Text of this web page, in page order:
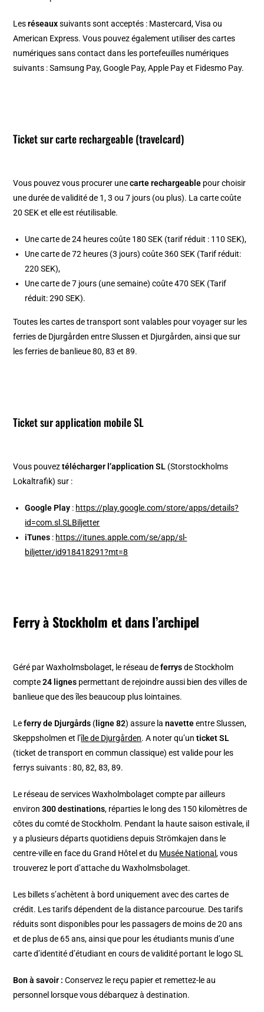
Lesréseauxsuivants sont acceptés : Mastercard, Visa ou
American Express. Vous pouvez également utiliser des cartes
numériques sans contact dans les portefeuilles numériques
suivants : Samsung Pay, Google Pay, Apple Pay et Fidesmo Pay.
Ticket sur carte rechargeable (travelcard)
Vous pouvez vous procurer unecarte rechargeable pour choisir
une durée de validité de 1, 3 ou 7 jours (ou plus). La carte coûte
20 SEK et elle est réutilisable.
Une carte de 24 heures coûte 180 SEK (tarif réduit : 110 SEK),
Une carte de 72 heures (3 jours) coûte 360 SEK (Tarif réduit:
220 SEK),
Une carte de 7 jours (une semaine) coûte 470 SEK (Tarif
réduit: 290 SEK).
Toutes les cartes de transport sont valables pour voyager sur les
ferries de Djurgården entre Slussen et Djurgården, ainsi que sur
les ferries de banlieue 80, 83 et 89.
Ticket sur application mobile SL
Vous pouveztélécharger l’application SL (Storstockholms
Lokaltrafik) sur :
Google Play : https://play.google.com/store/apps/details?
id=com.sl.SLBiljetter
iTunes : https://itunes.apple.com/se/app/sl-
biljetter/id918418291?mt=8
Ferry à Stockholm et dans l’archipel
Géré par Waxholmsbolaget, le réseau deferrysde Stockholm
compte24 lignes permettant de rejoindre aussi bien des villes de
banlieue que des îles beaucoup plus lointaines.
Leferry de Djurgårds ( ligne 82) assure lanavetteentre Slussen,
Skeppsholmen et l’île de Djurgården. A noter qu’unticket SL
(ticket de transport en commun classique) est valide pour les
ferrys suivants : 80, 82, 83, 89.
Le réseau de services Waxholmbolaget compte par ailleurs
environ300 destinations, réparties le long des 150 kilomètres de
côtes du comté de Stockholm. Pendant la haute saison estivale, il
y a plusieurs départs quotidiens depuis Strömkajen dans le
centre-ville en face du Grand Hôtel et du Musée National, vous
trouverez le port d’attache du Waxholmsbolaget.
Les billets s’achètent à bord uniquement avec des cartes de
crédit. Les tarifs dépendent de la distance parcourue. Des tarifs
réduits sont disponibles pour les passagers de moins de 20 ans
et de plus de 65 ans, ainsi que pour les étudiants munis d’une
carte d’identité d’étudiant en cours de validité portant le logo SL
Bon à savoir :Conservez le reçu papier et remettez-le au
personnel lorsque vous débarquez à destination.